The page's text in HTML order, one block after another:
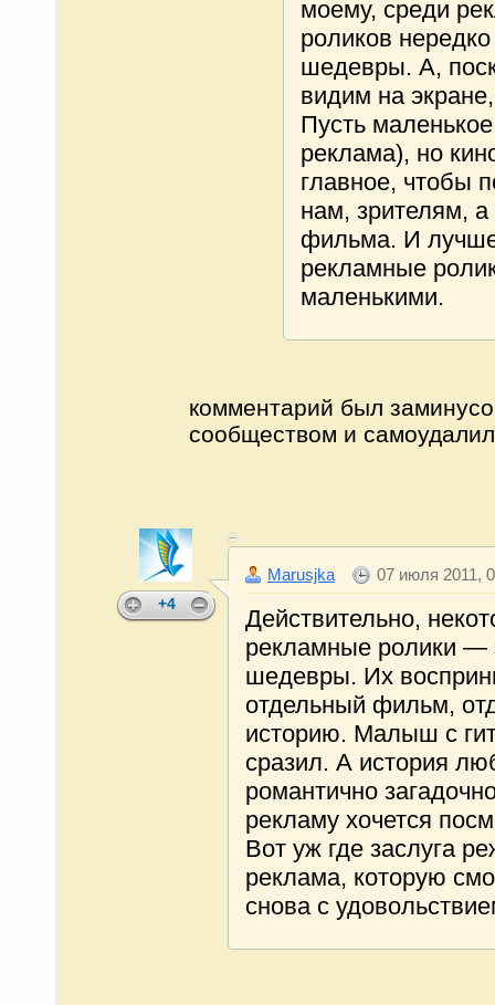
моему, среди
роликов
шедевры. А,
видим на
Пусть
реклама), но
главное, чтобы
нам, зрителям,
фильма. И
рекламные
маленькими.
комментарий был
сообществом и
+4
Marusjka 07 июля 2011,
Действительно,
рекламные ролики —
шедевры. Их
отдельный фильм,
историю. Малыш с
сразил. А история
романтично
рекламу хочется
Вот уж где заслуга
реклама, которую
снова с